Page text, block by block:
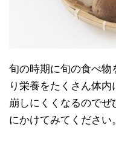
旬の時期に旬の食べ物
り栄養をたくさん体
崩しにくくなるので
にかけてみてください。